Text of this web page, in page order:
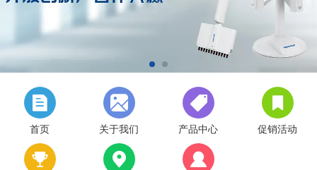
首页 关于我们 产品中心 促销活动